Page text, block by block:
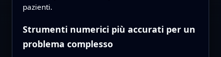
pazienti.
Strumenti numerici più accurati per un
problema complesso